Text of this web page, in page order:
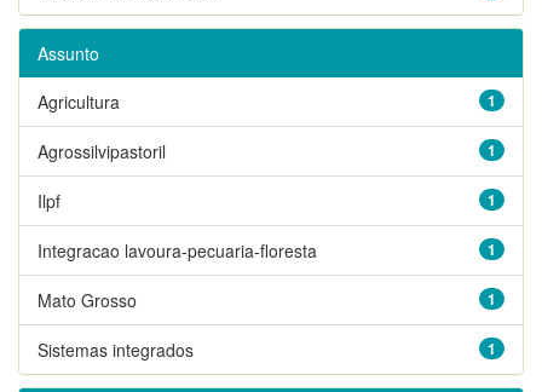
Assunto
1
Agricultura
1
Agrossilvipastoril
1
Ilpf
1
Integracao lavoura-pecuaria-floresta
1
Mato Grosso
1
Sistemas integrados